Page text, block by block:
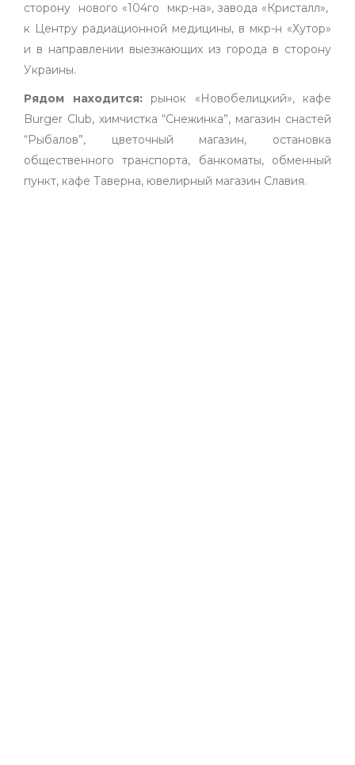
сторону нового «104го мкр-на», завода «Кристалл»,
к Центру радиационной медицины, в мкр-н «Хутор»
и в направлении выезжающих из города в сторону
Украины.
Рядом находится:рынок «Новобелицкий», кафе
Burger Club, химчистка “Снежинка”, магазин снастей
“Рыбалов”, цветочный магазин, остановка
общественного транспорта, банкоматы, обменный
пункт, кафе Таверна, ювелирный магазин Славия.